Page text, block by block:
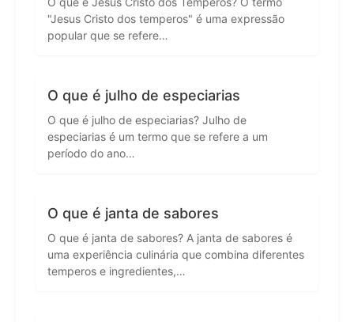
"Jesus Cristo dos temperos" é uma expressão
popular que se refere…
O que é julho de especiarias
O que é julho de especiarias? Julho de
especiarias é um termo que se refere a um
período do ano…
O que é janta de sabores
O que é janta de sabores? A janta de sabores é
uma experiência culinária que combina diferentes
temperos e ingredientes,…